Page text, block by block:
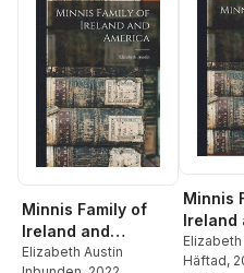
Minnis Family of
Ireland and
America
Elizabeth Austin
Minnis
Ireland
Häftad,